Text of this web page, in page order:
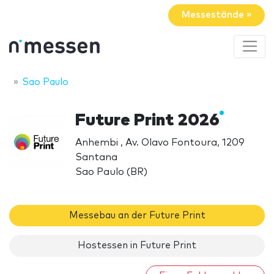
Messestände »
Sao Paulo
Future Print 2026
Anhembi , Av. Olavo Fontoura, 1209
Santana
Sao Paulo (BR)
Messebau an der Future Print
Hostessen in Future Print